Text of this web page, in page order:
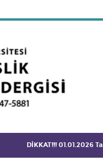
DİKKAT!!! 01.01.2026